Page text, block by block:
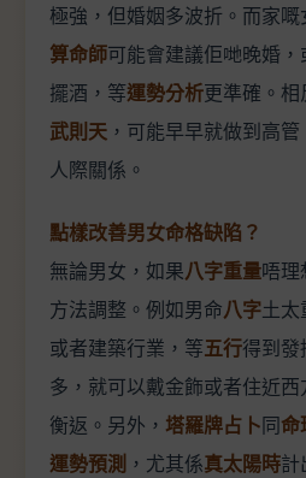
極強，但婚姻多波折。而家嘅
算命師可能會建議佢哋晚婚，
擺酒，等運勢分析更準確。
武則天 ，可能早早就做到高
人際關係。
點樣改善男女命格缺陷？
無論男女，如果八字重量唔
方法調整。例如男命八字土
或者建築行業，等五行得到發
多，就可以戴金飾或者住近
衡返。另外， 塔羅牌占卜同命
運勢預測 ，尤其係真太陽時計